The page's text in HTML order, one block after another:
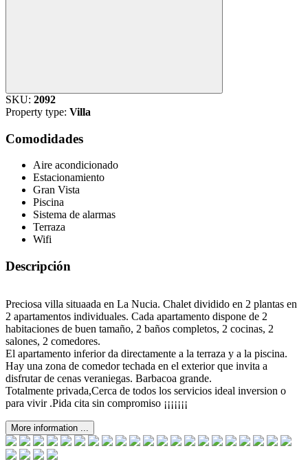
SKU: 2092
Property type: Villa
Comodidades
Aire acondicionado
Estacionamiento
Gran Vista
Piscina
Sistema de alarmas
Terraza
Wifi
Descripción
Preciosa villa situaada en La Nucia. Chalet dividido en 2 plantas en
2 apartamentos individuales. Cada apartamento dispone de 2
habitaciones de buen tamaño, 2 baños completos, 2 cocinas, 2
salones, 2 comedores.
El apartamento inferior da directamente a la terraza y a la piscina.
Hay una zona de comedor techada en el exterior que invita a
disfrutar de cenas veraniegas. Barbacoa grande.
Totalmente privada,Cerca de todos los servicios ideal inversion o
para vivir .Pida cita sin compromiso ¡¡¡¡¡¡¡
More information ...